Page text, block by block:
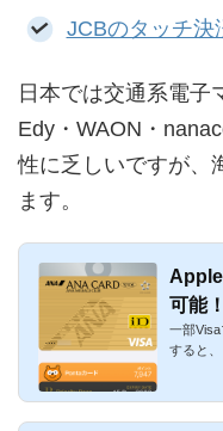
JCBのタッチ決
日本では交通系電子
Edy・WAON・
性に乏しいですが、
ます。
Apple
可能
トを
一部
すると